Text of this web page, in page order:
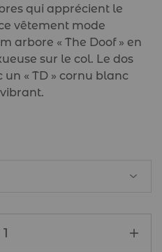
qui apprécient le
vêtement mode
arbore « The Doof » en
sur le col. Le dos
« TD » cornu blanc